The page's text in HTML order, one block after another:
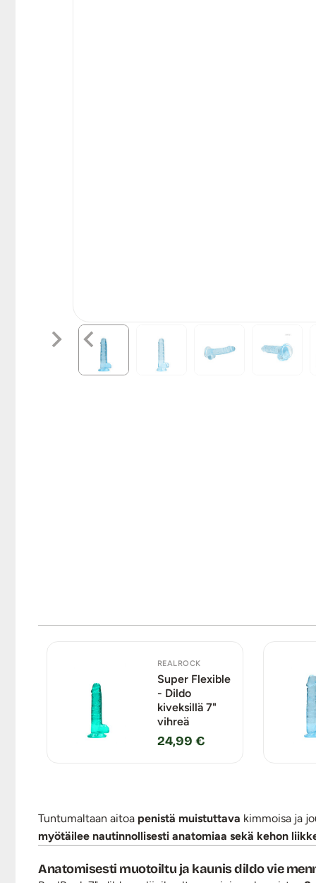
REALROCK
Super Flexible
- Dildo
kiveksillä 7"
vihreä
24,99 €
Tuntumaltaan aitoa penistä muistuttava kimmoisa ja
myötäilee nautinnollisesti anatomiaa sekä kehon
Anatomisesti muotoiltu ja kaunis dildo vie